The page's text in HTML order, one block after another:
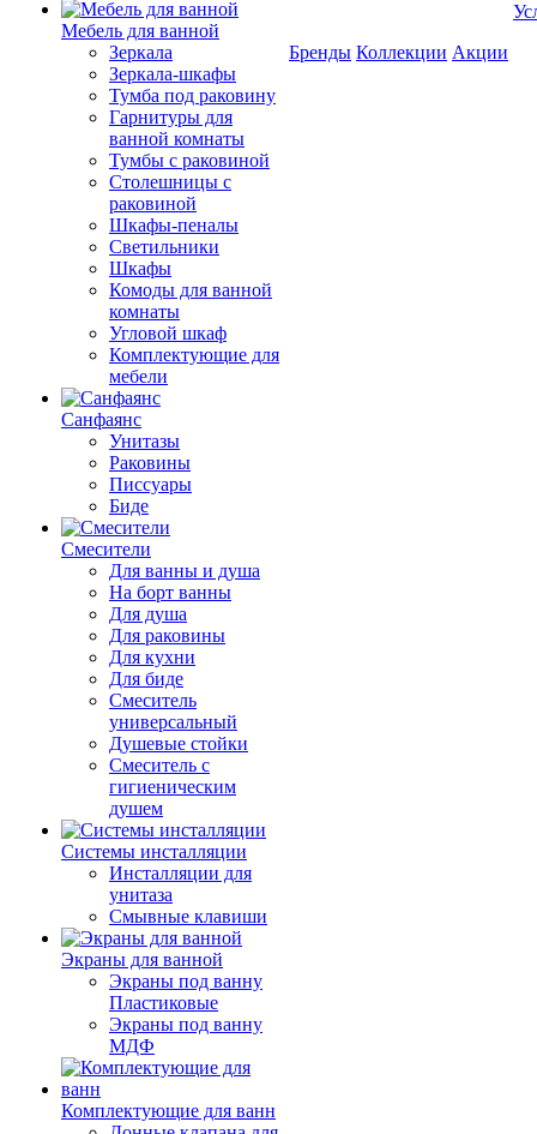
Мебель для ванной
Зеркала
Зеркала-шкафы
Тумба под раковину
Гарнитуры для
ванной комнаты
Тумбы с раковиной
Столешницы с
раковиной
Шкафы-пеналы
Светильники
Шкафы
Комоды для ванной
комнаты
Угловой шкаф
Комплектующие для
мебели
Санфаянс
Унитазы
Раковины
Писсуары
Биде
Смесители
Для ванны и душа
На борт ванны
Для душа
Для раковины
Для кухни
Для биде
Смеситель
универсальный
Душевые стойки
Смеситель с
гигиеническим
душем
Системы инсталляции
Инсталляции для
унитаза
Смывные клавиши
Экраны для ванной
Экраны под ванну
Пластиковые
Экраны под ванну
МДФ
Комплектующие для ванн
Бренды Коллекции Акции